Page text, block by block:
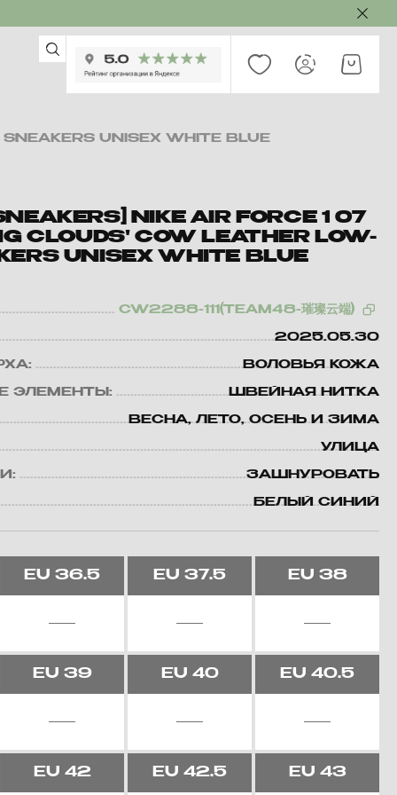
SNEAKERS UNISEX WHITE BLUE
NIKE AIR FORCE 1 07
CLOUDS' COW LEATHER LOW-
UNISEX WHITE BLUE
CW2288-111(TEAM48-璀璨云端)
2025.05.30
ВОЛОВЬЯ КОЖА
ЭЛЕМЕНТЫ: ШВЕЙНАЯ НИТКА
ВЕСНА, ЛЕТО, ОСЕНЬ И ЗИМА
УЛИЦА
ЗАШНУРОВАТЬ
БЕЛЫЙ СИНИЙ
EU 36.5 EU 37.5 EU 38
EU 39 EU 40 EU 40.5
EU 42 EU 42.5 EU 43